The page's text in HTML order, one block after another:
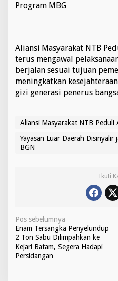
Program MBG
Aliansi Masyarakat NTB
terus mengawal
berjalan sesuai tujuan
meningkatkan
gizi generasi penerus
Aliansi Masyarakat NTB Peduli
Yayasan Luar Daerah
BGN
Ikuti
N
a
v
Pos sebelumnya
Enam Tersangka Penyelundup
2 Ton Sabu Dilimpahkan ke
Kejari Batam, Segera Hadapi
Persidangan